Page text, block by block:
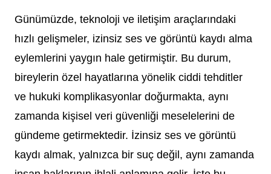
Günümüzde, teknoloji ve iletişim araçlarındaki
hızlı gelişmeler, izinsiz ses ve görüntü kaydı alma
eylemlerini yaygın hale getirmiştir. Bu durum,
bireylerin özel hayatlarına yönelik ciddi tehditler
ve hukuki komplikasyonlar doğurmakta, aynı
zamanda kişisel veri güvenliği meselelerini de
gündeme getirmektedir. İzinsiz ses ve görüntü
kaydı almak, yalnızca bir suç değil, aynı zamanda